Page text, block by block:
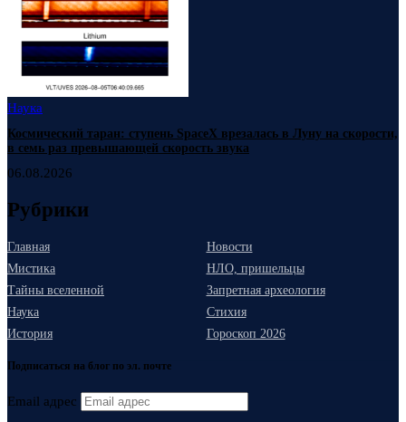
Наука
Космический таран: ступень SpaceX врезалась в Луну на скорости,
в семь раз превышающей скорость звука
06.08.2026
Рубрики
Главная
Новости
Мистика
НЛО, пришельцы
Тайны вселенной
Запретная археология
Наука
Стихия
История
Гороскоп 2026
Подписаться на блог по эл. почте
Email адрес